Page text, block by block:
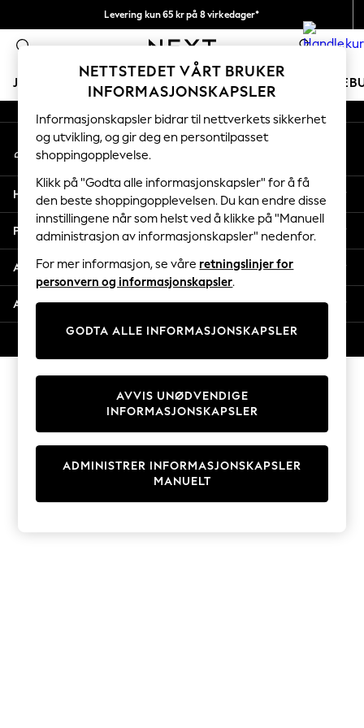
Levering kun 65 kr på 8 virkedager*
Vi betaler alle tollavgifter 0
JENTER GUTTER BABY KVINNER MENN
GIRLS
New In
50 - 92cm
98 - 110cm
116 - 134cm
140 - 174cm
Trending: Top & Short Sets
Trending: Clogs
Toy Story
THE SET
Coats & Jackets
Sweatshirts & Hoodies
Knitwear
Cardigans
Dresses
Sets & Outfits
T-Shirts
An error occurred on client
Våre sosiale nettverk
Min konto
Logg inn på kontoen din
Hjelp
Personvern & Juridisk
Avdelinger
Andre tjenester
NETTSTEDET VÅRT BRUKER
INFORMASJONSKAPSLER
Informasjonskapsler bidrar til nettverkets sikkerhet
og utvikling, og gir deg en persontilpasset
shoppingopplevelse.
Klikk på "Godta alle informasjonskapsler" for å få
den beste shoppingopplevelsen. Du kan endre disse
innstillingene når som helst ved å klikke på "Manuell
administrasjon av informasjonskapsler" nedenfor.
For mer informasjon, se våre retningslinjer for
personvern og informasjonskapsler.
GODTA ALLE INFORMASJONSKAPSLER
ADMINISTRER INFORMASJONSKAPSLER
MANUELT
AVVIS UNØDVENDIGE
INFORMASJONSKAPSLER